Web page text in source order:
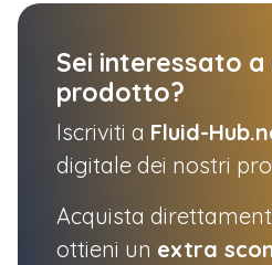
Sei interessato
prodotto?
Iscriviti a Fluid-
digitale dei nostri
Acquista
ottieni un extra